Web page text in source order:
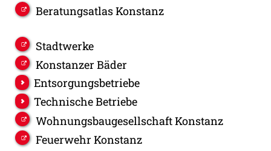
Beratungsatlas Konstanz
Stadtwerke
Konstanzer Bäder
Entsorgungsbetriebe
Technische Betriebe
Wohnungsbaugesellschaft Konstanz
Feuerwehr Konstanz